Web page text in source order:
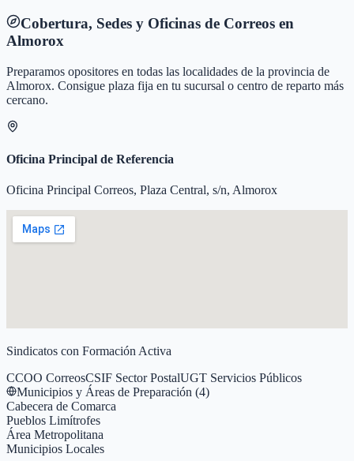
Cobertura, Sedes y Oficinas de Correos en
Almorox
Preparamos opositores en todas las localidades de la provincia de
Almorox. Consigue plaza fija en tu sucursal o centro de reparto más
cercano.
Oficina Principal de Referencia
Oficina Principal Correos, Plaza Central, s/n, Almorox
Sindicatos con Formación Activa
CCOO CorreosCSIF Sector PostalUGT Servicios Públicos
Municipios y Áreas de Preparación (4)
Cabecera de Comarca
Pueblos Limítrofes
Área Metropolitana
Municipios Locales